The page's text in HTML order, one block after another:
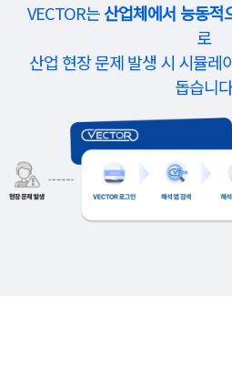
VECTOR는산업체에서 능동적
로
산업 현장 문제 발생 시 시뮬레
돕습니다